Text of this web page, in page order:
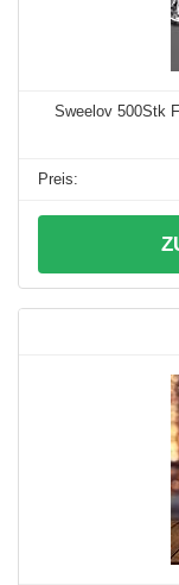
Sweelov 500Stk